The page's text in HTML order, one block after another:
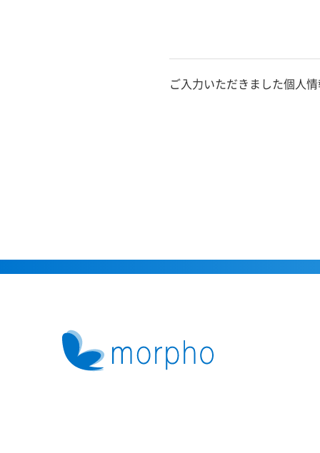
ご入力いただきました個人情